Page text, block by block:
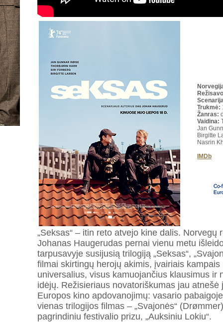
Režisavo
Trukmė:
Žanras:
Vaidina:
Jan
Birgitte
Nasrin
IMDb
„Seksas“ – itin reto atvejo kine dalis. Norvegų
Johanas Haugerudas pernai vienu metu
tarpusavyje susijusią trilogiją „Seksas“,
filmai skirtingų herojų akimis, įvairiais
universalius, visus kamuojančius klausimus ir
idėjų. Režisieriaus novatoriškumas jau atnešė
Europos kino apdovanojimų: vasario
vienas trilogijos filmas – „Svajonės“
pagrindiniu festivalio prizu, „Auksiniu Lokiu“.